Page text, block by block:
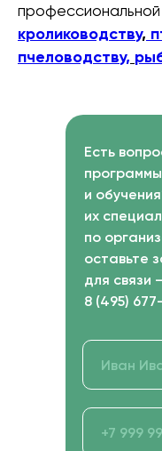
кролиководству,
пчеловодству,
Есть
и
их
по
оставьте
для связи
8 (495)
дистанционно